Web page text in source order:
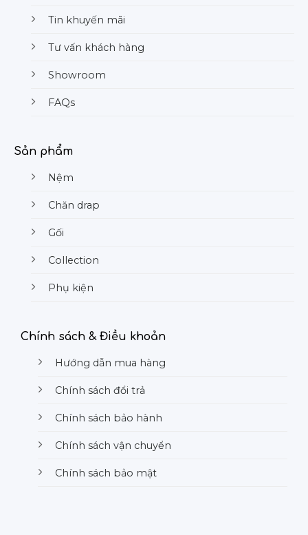
Tin khuyến mãi
Tư vấn khách hàng
Showroom
FAQs
Sản phẩm
Nệm
Chăn drap
Gối
Collection
Phụ kiện
Chính sách & Điều khoản
Hướng dẫn mua hàng
Chính sách đổi trả
Chính sách bảo hành
Chính sách vận chuyển
Chính sách bảo mật